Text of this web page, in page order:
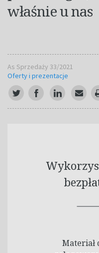
właśnie u nas
As Sprzedaży 33/2021
Oferty i prezentacje
Materiał